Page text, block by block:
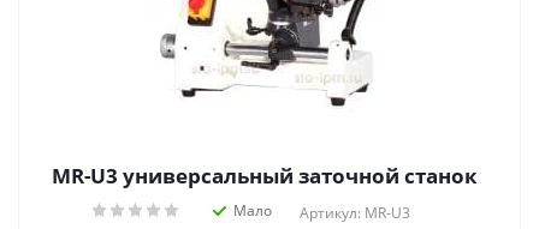
MR-U3 универсальный заточной станок
Мало Артикул: MR-U3